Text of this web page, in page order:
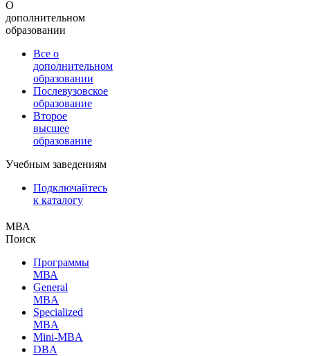
О
дополнительном
образовании
Все о
дополнительном
образовании
Послевузовское
образование
Второе
высшее
образование
Учебным заведениям
Подключайтесь
к каталогу
МВА
Поиск
Программы
МВА
General
MBA
Specialized
MBA
Mini-MBA
DBA